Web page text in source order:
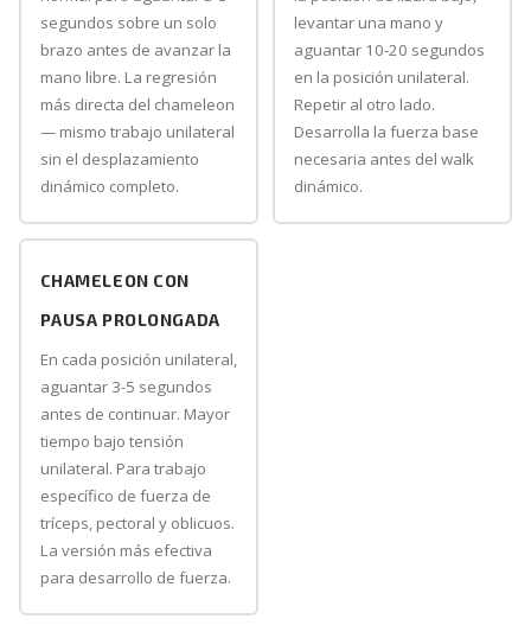
segundos sobre un solo
brazo antes de avanzar la
mano libre. La regresión
más directa del chameleon
— mismo trabajo unilateral
sin el desplazamiento
dinámico completo.
levantar una mano y
aguantar 10-20 segundos
en la posición unilateral.
Repetir al otro lado.
Desarrolla la fuerza base
necesaria antes del walk
dinámico.
CHAMELEON CON
PAUSA PROLONGADA
En cada posición unilateral,
aguantar 3-5 segundos
antes de continuar. Mayor
tiempo bajo tensión
unilateral. Para trabajo
específico de fuerza de
tríceps, pectoral y oblicuos.
La versión más efectiva
para desarrollo de fuerza.